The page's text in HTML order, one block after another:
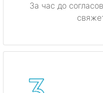
За час до